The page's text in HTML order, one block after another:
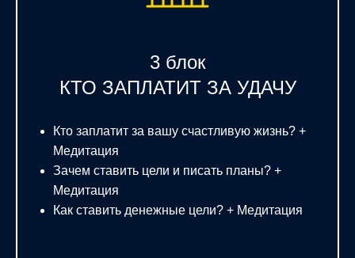
3 блок
КТО ЗАПЛАТИТ ЗА УДАЧУ
Кто заплатит за вашу счастливую жизнь? +
Медитация
Зачем ставить цели и писать планы? +
Медитация
Как ставить денежные цели? + Медитация